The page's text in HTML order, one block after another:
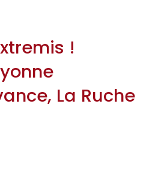
!
La Ruche